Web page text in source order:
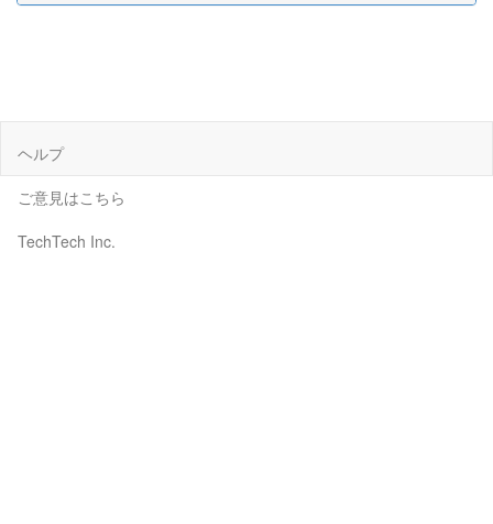
ヘルプ
ご意見はこちら
TechTech Inc.